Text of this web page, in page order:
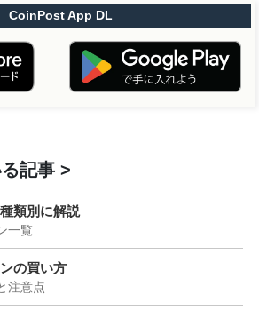
CoinPost App DL
記事
類別に解説
一覧
の買い方
注意点